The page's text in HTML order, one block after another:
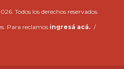
Todos los derechos reservados.
Para reclamos ingresá acá. /